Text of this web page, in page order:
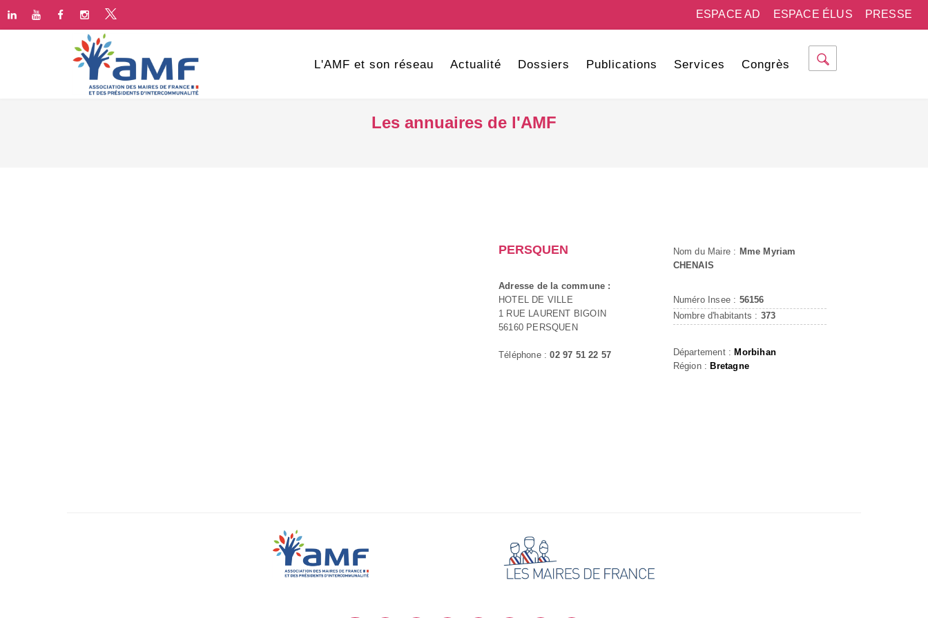
PRESSE
ESPACE ÉLUS
ESPACE AD
L'AMF et son réseau Actualité Dossiers Publications Services Congrès
Les annuaires de l'AMF
PERSQUEN
Adresse de la commune :
HOTEL DE VILLE
1 RUE LAURENT BIGOIN
56160 PERSQUEN
Téléphone :02 97 51 22 57
Nom du Maire : Mme Myriam
CHENAIS
Numéro Insee : 56156
Nombre d'habitants : 373
Département : Morbihan
Région : Bretagne